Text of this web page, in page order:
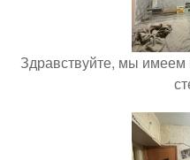
Здравствуйте, мы имеем